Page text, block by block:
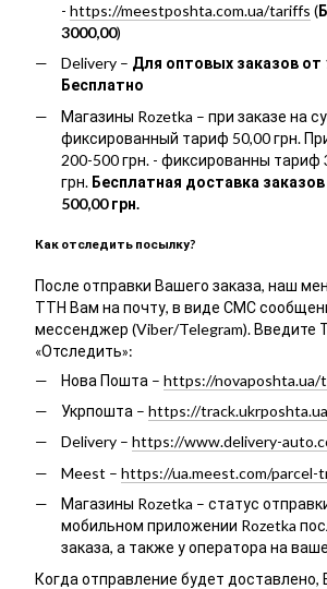
- https://meestposhta.com.ua/tariffs (
3000,00)
Delivery – Для оптовых заказов от
Бесплатно
Магазины Rozetka – при заказе на
фиксированный тариф 50,00 грн.
200-500 грн. - фиксированны тариф
грн. Бесплатная доставка
500,00 грн.
Как отследить посылку?
После отправки Вашего заказа, наш
ТТН Вам на почту, в виде СМС
мессенджер (Viber/Telegram). Введите
«Отследить»:
Нова Пошта – https://novaposhta.ua/
Укрпошта – https://
Delivery – https://www.delivery-
Meest – https://ua.meest.com/parcel-
Магазины Rozetka – статус
мобильном приложении Rozetka
заказа, а также у оператора на
Когда отправление будет доставлено,